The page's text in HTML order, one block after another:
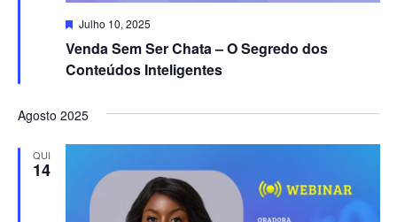
Venda Sem Ser Chata – O Segredo dos
Conteúdos Inteligentes
Destacado
Julho 10, 2025
Agosto 2025
QUI
14